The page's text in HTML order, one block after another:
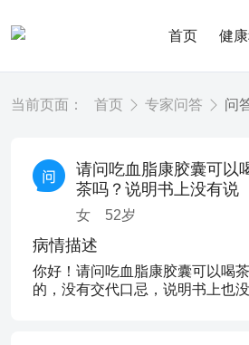
首页 健
当前页面： 首页 专家问答 问
请问吃血脂康胶囊可以
茶吗？说明书上没有说
女 52岁
病情描述
你好！请问吃血脂康胶囊可以喝
的，没有交代口忌，说明书上也没